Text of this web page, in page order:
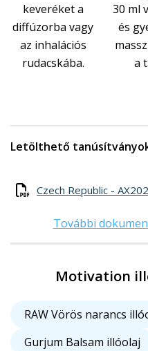
keveréket a
diffúzorba vagy
az inhalációs
rudacskába.
30 ml
és
a
Letölthető
Czech Republic -
További
Motivation
RAW Vörös narancs
Gurjum Balsam illóolaj